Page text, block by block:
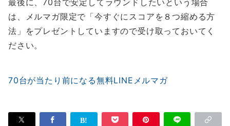
は、メルマガ限定で「今すぐにスコアを８つ縮める方
法」をプレゼントしていますので受け取っておいてく
ださい。
70台が当たり前になる無料LINEメルマガ